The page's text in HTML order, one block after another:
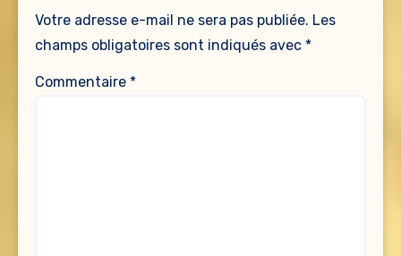
Votre adresse e-mail ne sera pas publiée. Les
champs obligatoires sont indiqués avec *
Commentaire *